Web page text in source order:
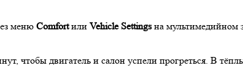
меню Comfortили Vehicle Settingsна мультимедийном
чтобы двигатель и салон успели прогреться. В